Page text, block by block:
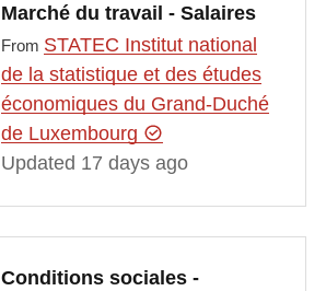
Marché du travail - Salaires
From STATEC Institut national
de la statistique et des études
économiques du Grand-Duché
de Luxembourg
Updated 17 days ago
Conditions sociales -